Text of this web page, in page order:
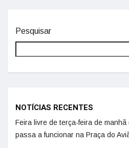
Pesquisar
NOTÍCIAS RECENTES
Feira livre de terça-feira de
passa a funcionar na Praça do